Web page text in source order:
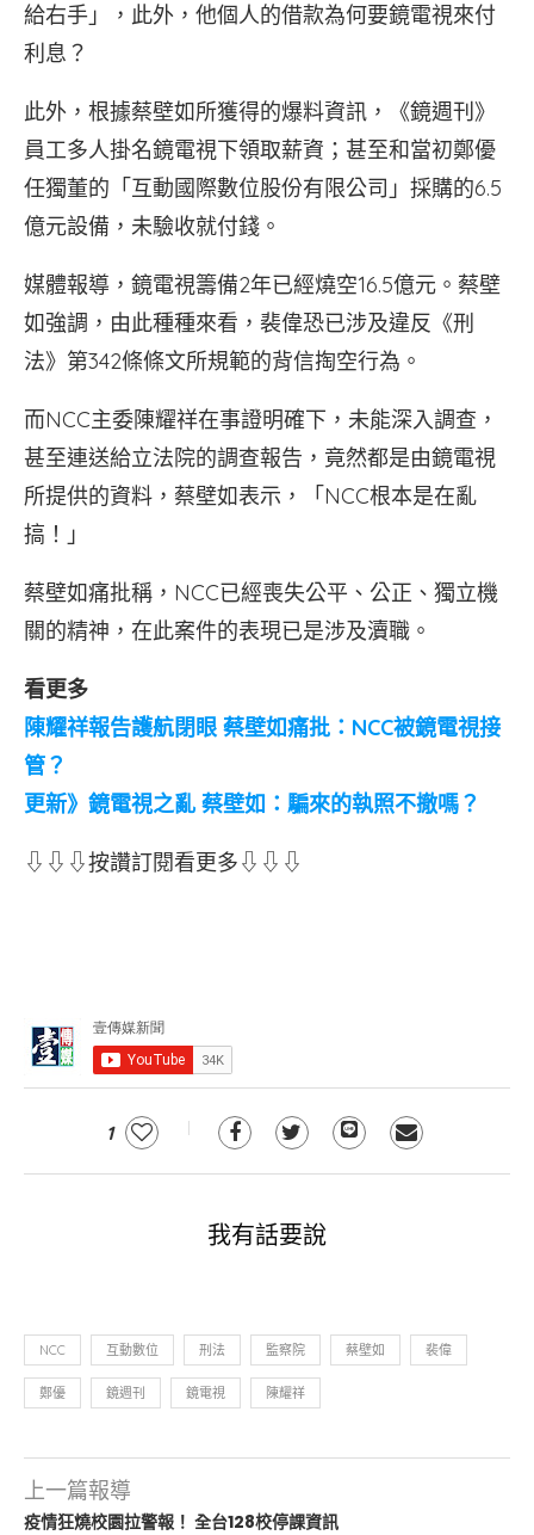
給右手」，此外，他個人的借款為何要鏡電視來付
利息？
此外，根據蔡壁如所獲得的爆料資訊，《鏡週刊》
員工多人掛名鏡電視下領取薪資；甚至和當初鄭優
任獨董的「互動國際數位股份有限公司」採購的6.5
億元設備，未驗收就付錢。
媒體報導，鏡電視籌備2年已經燒空16.5億元。蔡壁
如強調，由此種種來看，裴偉恐已涉及違反《刑
法》第342條條文所規範的背信掏空行為。
而NCC主委陳耀祥在事證明確下，未能深入調查，
甚至連送給立法院的調查報告，竟然都是由鏡電視
所提供的資料，蔡壁如表示，「NCC根本是在亂
搞！」
蔡壁如痛批稱，NCC已經喪失公平、公正、獨立機
關的精神，在此案件的表現已是涉及瀆職。
看更多
陳耀祥報告護航閉眼 蔡壁如痛批：NCC被鏡電視接
管？
更新》鏡電視之亂 蔡壁如：騙來的執照不撤嗎？
⇩⇩⇩按讚訂閱看更多⇩⇩⇩
1
我有話要說
NCC 互動數位 刑法 監察院 蔡壁如 裴偉
鄭優 鏡週刊 鏡電視 陳耀祥
上一篇報導
疫情狂燒校園拉警報！ 全台128校停課資訊